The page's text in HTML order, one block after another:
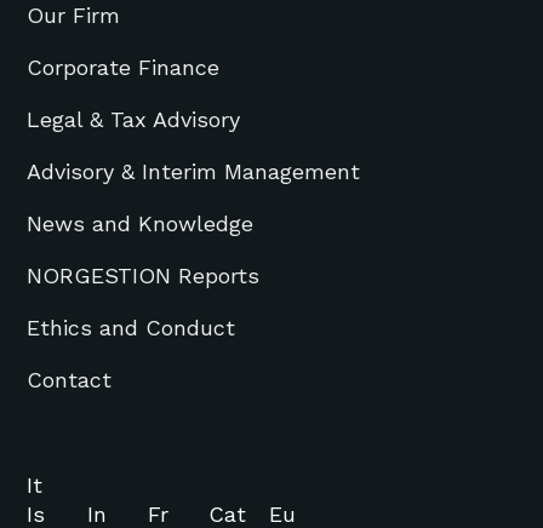
Our Firm
Corporate Finance
Legal & Tax Advisory
Advisory & Interim Management
News and Knowledge
NORGESTION Reports
Ethics and Conduct
Contact
It
Is
In Fr Cat
Eu